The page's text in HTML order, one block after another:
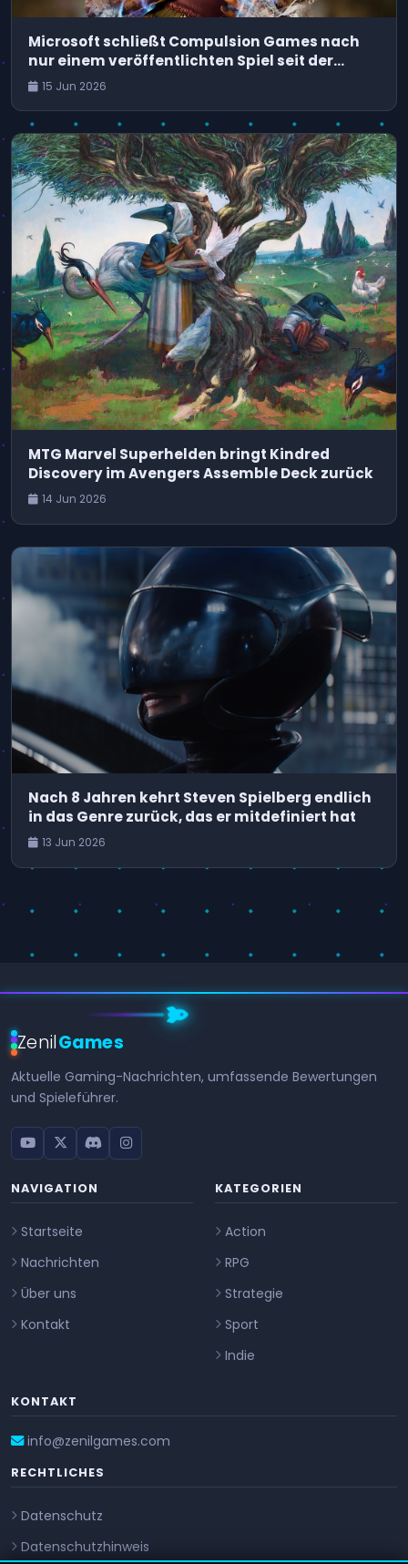
Microsoft schließt Compulsion Games nach
nur einem veröffentlichten Spiel seit der
Übernahme
15 Jun 2026
MTG Marvel Superhelden bringt Kindred
Discovery im Avengers Assemble Deck zurück
14 Jun 2026
Nach 8 Jahren kehrt Steven Spielberg endlich
in das Genre zurück, das er mitdefiniert hat
13 Jun 2026
ZenilGames
Aktuelle Gaming-Nachrichten, umfassende Bewertungen
und Spieleführer.
NAVIGATION
Startseite
Nachrichten
Über uns
Kontakt
KATEGORIEN
Action
RPG
Strategie
Sport
Indie
KONTAKT
info@zenilgames.com
RECHTLICHES
Datenschutz
Datenschutzhinweis